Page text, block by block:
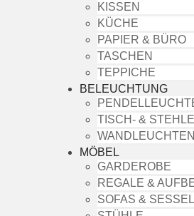
KISSEN
KÜCHE
PAPIER & BÜRO
TASCHEN
TEPPICHE
BELEUCHTUNG
TISCH- &
WANDLEUCHTEN
MÖBEL
GARDEROBE
REGALE &
SOFAS & SESSEL